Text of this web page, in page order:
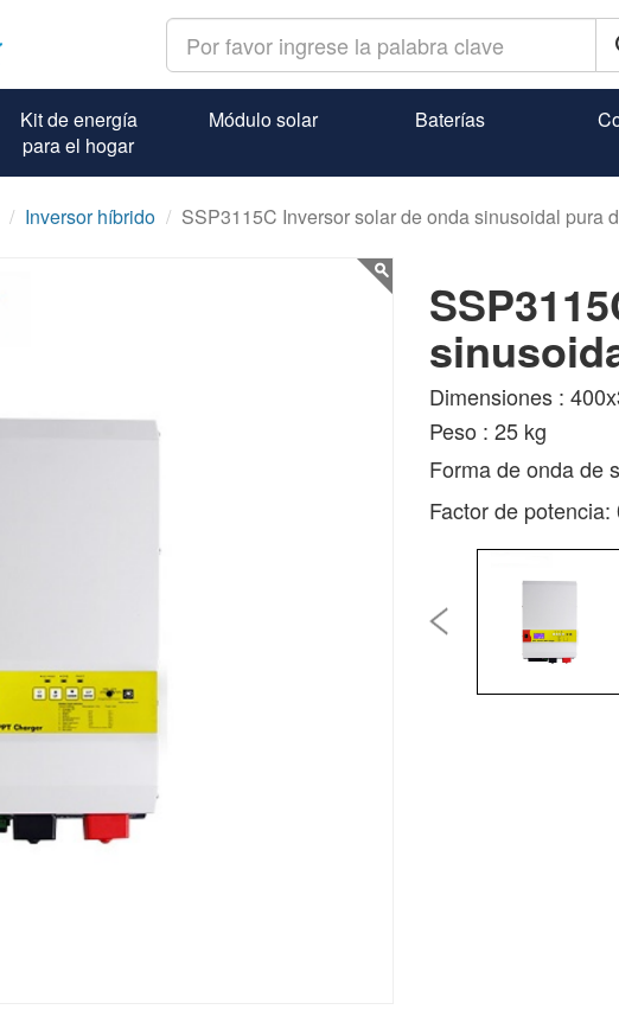
Kit de energía
para el hogar
Módulo solar Baterías
Inversor híbrido SSP3115C Inversor solar de onda sinusoidal pura
Dimensiones :
Peso : 25 kg
Forma de onda de
Factor de potencia: